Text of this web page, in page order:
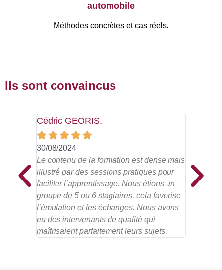
automobile
Méthodes concrètes et cas réels.
Ils sont convaincus
Cédric GEORIS.
    
30/08/2024
Le contenu de la formation est dense mais
illustré par des sessions pratiques pour
faciliter l’apprentissage. Nous étions un
groupe de 5 ou 6 stagiaires, cela favorise
l’émulation et les échanges. Nous avons
eu des intervenants de qualité qui
maîtrisaient parfaitement leurs sujets.